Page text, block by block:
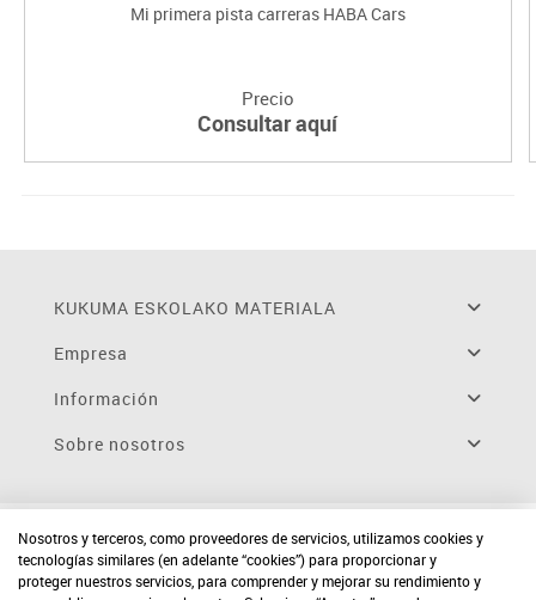
Mi primera pista carreras HABA Cars
Precio
Consultar aquí
KUKUMA ESKOLAKO MATERIALA
Empresa
Información
Sobre nosotros
Nosotros y terceros, como proveedores de servicios, utilizamos cookies y
tecnologías similares (en adelante “cookies”) para proporcionar y
proteger nuestros servicios, para comprender y mejorar su rendimiento y